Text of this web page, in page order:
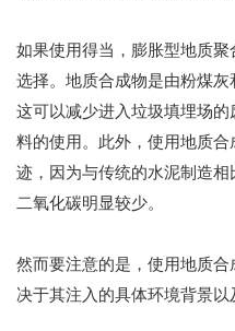
如果使用得当，膨胀型地质
选择。地质合成物是由粉煤
这可以减少进入垃圾填埋场
料的使用。此外，使用地质
迹，因为与传统的水泥制造
二氧化碳明显较少。
然而要注意的是，使用地质
决于其注入的具体环境背景以